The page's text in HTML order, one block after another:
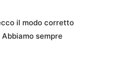
il modo corretto
sempre